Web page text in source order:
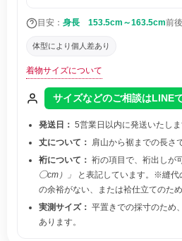
目安： 身長 153.5cm～163.5cm前
体型により個人差あり
着物サイズについて
サイズなどのご相談はLINE
発送日： 5営業日以内に発送いたしま
丈について： 肩山から裾までの長さ
裄について： 裄の項目で、裄出しが
◯cm）」
と表記しています。※縫代
の余裕がない、または袷仕立てのた
実測サイズ： 平置きでの採寸のため
あります。